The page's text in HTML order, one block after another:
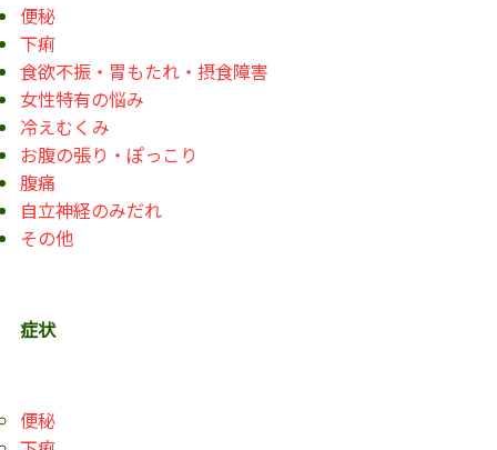
便秘
下痢
食欲不振・胃もたれ・摂食障害
女性特有の悩み
冷えむくみ
お腹の張り・ぽっこり
腹痛
自立神経のみだれ
その他
症状
便秘